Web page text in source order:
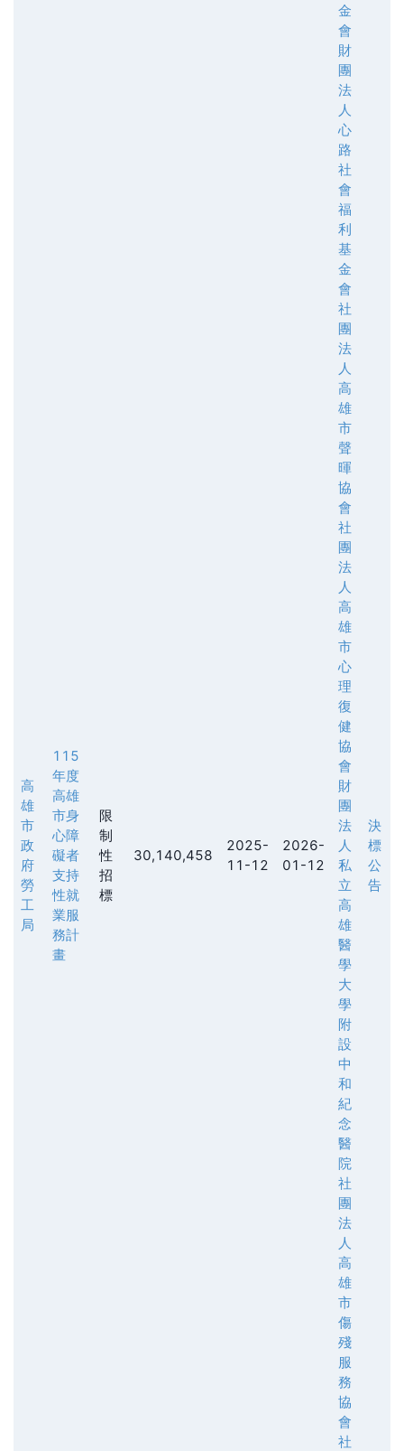
高
雄
市
政
府
勞
工
局
115
年度
高雄
市身
心障
礙者
支持
性就
業服
務計
畫
限
制
性
招
標
30,140,458
2025-
11-12
2026-
01-12
金
會
財
團
法
人
心
路
社
會
福
利
基
金
會
社
團
法
人
高
雄
市
聲
暉
協
會
社
團
法
人
高
雄
市
心
理
復
健
協
會
財
團
法
人
私
立
高
雄
醫
學
大
學
附
設
中
和
紀
念
醫
院
社
團
法
人
高
雄
市
傷
殘
服
務
協
會
社
決
標
公
告